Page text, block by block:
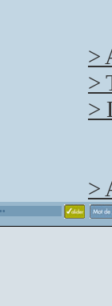
>
>
>
>